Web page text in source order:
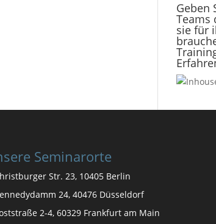
Geben
Teams
sie für
Seminarorte
Str. 23, 10405 Berlin
24, 40476 Düsseldorf
2-4, 60329 Frankfurt am Main